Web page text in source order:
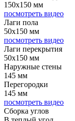
150х150 мм
посмотреть видео
Лаги пола
50х150 мм
посмотреть видео
Лаги перекрытия
50х150 мм
Наружные стены
145 мм
Перегородки
145 мм
посмотреть видео
Сборка углов